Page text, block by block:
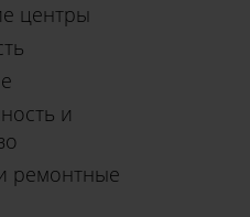
центры
и
ремонтные